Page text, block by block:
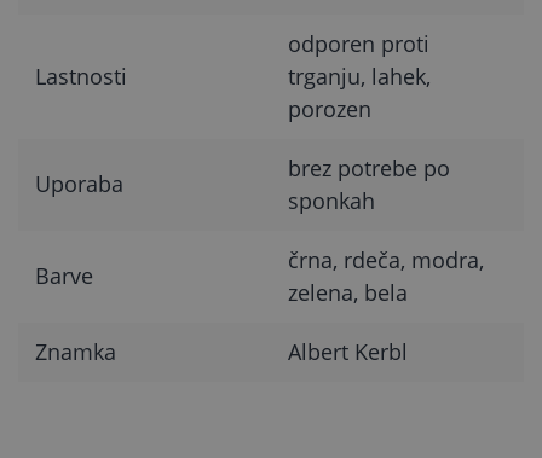
Lastnosti
odporen proti
trganju, lahek,
porozen
Uporaba
brez potrebe po
sponkah
Barve
črna, rdeča, modra,
zelena, bela
Znamka Albert Kerbl